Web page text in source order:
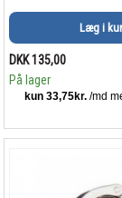
Læg i
DKK 135,00
På lager